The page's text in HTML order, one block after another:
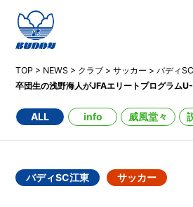
TOP > NEWS > クラブ >サッカー >バディ
卒団生の浅野海人がJFAエリートプログラム
ALL info 威風堂々
バディSC江東 サッカー